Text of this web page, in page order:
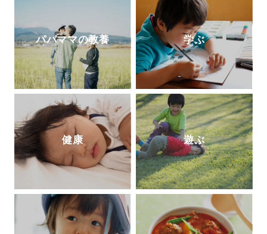
親でも子どもは健全に育ちます』（小学
館）など著書多数。2017年逝去。半世紀に
わたる臨床経験から著したこれら数多くの
育児書は、今も多くの母親たちの厚い信頼
と支持を得ている。
パパママの教養 学ぶ
健康 遊ぶ